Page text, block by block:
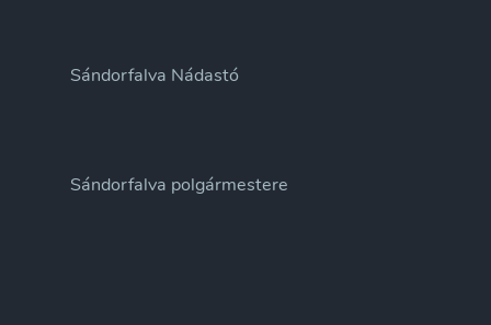
Sándorfalva Nádastó
Sándorfalva polgármestere